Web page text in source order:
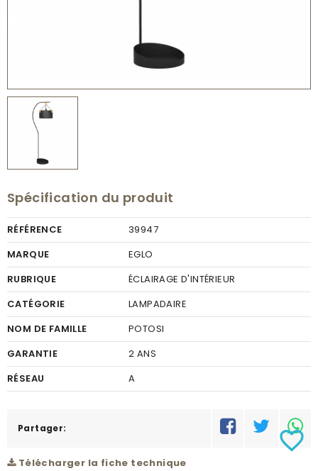
Spécification du produit
RÉFÉRENCE
39947
MARQUE
EGLO
RUBRIQUE
ÉCLAIRAGE D'INTÉRIEUR
CATÉGORIE
LAMPADAIRE
NOM DE FAMILLE
POTOSI
GARANTIE
2 ANS
RÉSEAU
A
Partager:
Télécharger la fiche technique
favorite_border